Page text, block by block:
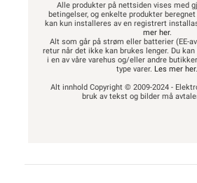
Alle produkter på nettsiden vises med
betingelser, og enkelte produkter
kan kun installeres av en registrert
mer her.
Alt som går på strøm eller batterier (EE-
retur når det ikke kan brukes lenger. Du
i en av våre varehus og/eller andre
type varer. Les mer her.
Alt innhold Copyright © 2009-2024 -
bruk av tekst og bilder må